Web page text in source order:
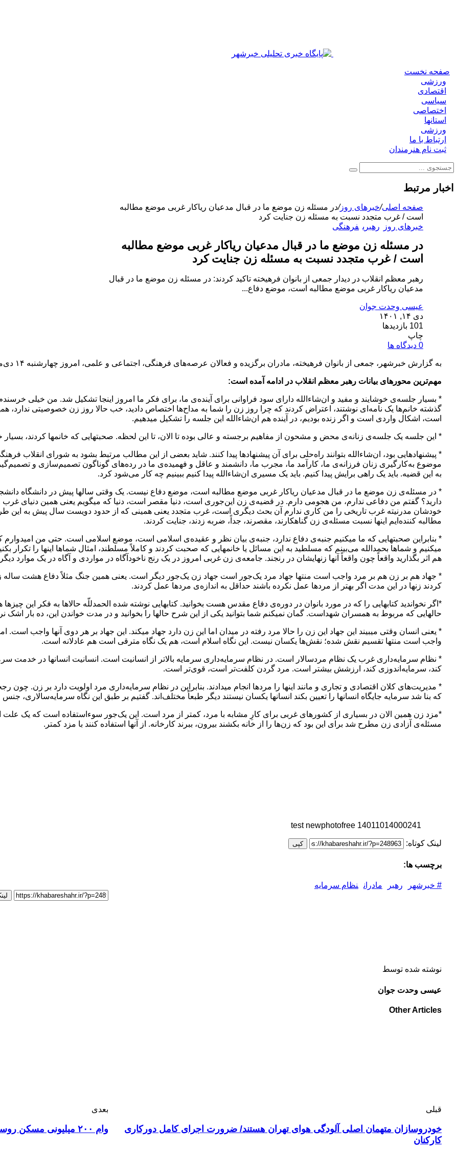
صفحه نخست
ورزشی
اقتصادی
سیاسی
اختصاصی
استانها
ورزشی
ارتباط با ما
ثبت نام هنرمندان
اخبار مرتبط
صفحه اصلی/خبرهای روز/در مسئله‌ زن موضع ما در قبال مدعیان ریاکار غربی موضع مطالبه
است / غرب متجدد نسبت به مسئله‌ زن جنایت کرد
خبرهای روز
رهبری فرهنگی
در مسئله‌ زن موضع ما در قبال مدعیان ریاکار غربی موضع مطالبه
است / غرب متجدد نسبت به مسئله‌ زن جنایت کرد
رهبر معظم انقلاب در دیدار جمعی از بانوان فرهیخته تاکید کردند: در مسئله‌ زن موضع ما در قبال
مدعیان ریاکار غربی موضع مطالبه است، موضع دفاع...
عیسی وحدت جوان
دی ۱۴, ۱۴۰۱
101 بازدیدها
چاپ
0 دیدگاه ها
به گزارش خبرشهر، جمعی از بانوان فرهیخته، مادران برگزیده و فعالان عرصه‌های فرهنگی، اجتماعی و علمی، امروز چهارشنبه ۱۴ دی‌ماه با حضرت آیت‌الله خامنه‌ای دیدار کردند.
مهم‌ترین محورهای بیانات رهبر معظم انقلاب در ادامه آمده است:
* بسیار جلسه‌ی خوشایند و مفید و ان‌شاءالله دارای سود فراوانی برای آینده‌ی ما، برای فکر ما امروز اینجا تشکیل شد. من خیلی
گذشته خانم‌ها یک نامه‌ای نوشتند، اعتراض کردند که چرا روز زن را شما به مداح‌ها اختصاص دادید، خب حالا روز زن خصوصیتی
است، اشکال واردی است و اگر زنده بودیم، در آینده هم ان‌شاءالله این جلسه را تشکیل میدهیم.
* این جلسه یک جلسه‌ی زنانه‌ی محض و مشحون از مفاهیم برجسته و عالی بوده تا الان، تا این لحظه. صحبتهایی که خانمها کردند، بسیار
* پیشنهادهایی بود، ان‌شاءالله بتوانند راه‌حلی برای آن پیشنهادها پیدا کنند. شاید بعضی از این مطالب مرتبط بشود به شورای انقلاب
موضوع به‌کارگیری زنان فرزانه‌ی ما، کارآمد ما، مجرب ما، دانشمند و عاقل و فهمیده‌ی ما در رده‌های گوناگون تصمیم‌سازی و
به این قضیه. باید یک راهی برایش پیدا کنیم. باید یک مسیری ان‌شاءالله پیدا کنیم ببینیم چه کار می‌شود کرد.
* در مسئله‌ی زن موضع ما در قبال مدعیان ریاکار غربی موضع مطالبه است، موضع دفاع نیست. یک وقتی سالها پیش در دانشگاه
دارید؟ گفتم من دفاعی ندارم، من هجومی دارم. در قضیه‌ی زن این‌جوری است، دنیا مقصر است، دنیا که میگویم یعنی همین دنیای
خودشان مدرنیته غرب تاریخی را من کاری ندارم آن بحث دیگری است، غرب متجدد یعنی همینی که از حدود دویست سال پیش به این
مطالبه کننده‌ایم اینها نسبت مسئله‌ی زن گناهکارند، مقصرند، جداً، ضربه زدند، جنایت کردند.
* بنابراین صحبتهایی که ما میکنیم جنبه‌ی دفاع ندارد، جنبه‌ی بیان نظر و عقیده‌ی اسلامی است، موضع اسلامی است. حتی من
میکنیم و شماها بحمدالله می‌بینم که مسلطید به این مسائل یا خانمهایی که صحبت کردند و کاملاً مسلطند، امثال شماها اینها را تکرار
هم اثر بگذارید واقعاً چون واقعاً آنها زنهایشان در رنجند. جامعه‌ی زن غربی امروز در یک رنج ناخودآگاه در مواردی و آگاه در یک موارد
* جهاد هم بر زن هم بر مرد واجب است منتها جهاد مرد یک‌جور است جهاد زن یک‌جور دیگر است. یعنی همین جنگ مثلاً‌ دفاع هشت ساله
کردند زنها در این مدت اگر بهتر از مردها عمل نکرده باشند حداقل به اندازه‌ی مردها عمل کردند.
*اگر نخواندید کتابهایی را که در مورد بانوان در دوره‌ی دفاع مقدس هست بخوانید. کتابهایی نوشته شده الحمدللّه حالاها به فکر این
حالهایی که مربوط به همسران شهداست. گمان نمیکنم شما بتوانید یکی از این شرح حالها را بخوانید و در مدت خواندن این، ده بار اشک
* یعنی انسان وقتی میبیند این جهاد این زن را حالا مرد رفته در میدان اما این زن دارد جهاد میکند. این جهاد بر هر دوی آنها واجب
واجب است منتها تقسیم نقش شده؛ نقش‌ها یکسان نیست. این نگاه اسلام است، هم یک نگاه مترقی است هم عادلانه است.
* نظام سرمایه‌داری غرب یک نظام مردسالار است. در نظام سرمایه‌داری سرمایه بالاتر از انسانیت است. انسانیت انسانها در خدمت
کند، سرمایه‌اندوزی کند، ارزشش بیشتر است. مرد گردن کلفت‌تر است، قوی‌تر است.
* مدیریت‌های کلان اقتصادی و تجاری و مانند اینها را مردها انجام میدادند. بنابراین در نظام سرمایه‌داری مرد اولویت دارد بر زن.
که بنا شد سرمایه جایگاه انسانها را تعیین بکند انسانها یکسان نیستند دیگر طبعاً مختلف‌اند. گفتیم بر طبق این نگاه سرمایه‌سالاری،
*مزد زن همین الان در بسیاری از کشورهای غربی برای کارِ مشابه با مرد، کمتر از مرد است. این یک‌جور سوء‌استفاده است که یک علت
مسئله‌ی آزادی زن مطرح شد برای این بود که زن‌ها را از خانه بکشند بیرون، ببرند کارخانه. از آنها استفاده کنند با مزد کمتر.‌
14011014000241 test newphotofree
لینک کوتاه: کپی
برچسب ها:
# خبرشهر رهبر مادران نظام سرمایه
نوشته شده توسط
عیسی وحدت جوان
Other Articles
قبلی
خودروسازان متهمان اصلی آلودگی هوای تهران هستند/ ضرورت اجرای کامل دورکاری
کارکنان
بعدی
وام ۲۰۰ میلیونی مسکن روستایی ابلاغ شد